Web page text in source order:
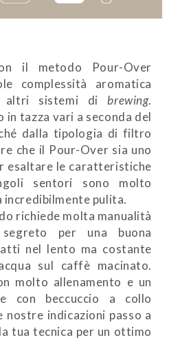
il metodo Pour-Over
complessità aromatica
altri sistemi dibrewing.
tazza vari a seconda del
dalla tipologia di filtro
che il Pour-Over sia uno
esaltare le caratteristiche
sentori sono molto
incredibilmente pulita.
richiede molta manualità
per una buona
nel lento ma costante
sul caffè macinato.
molto allenamento e un
con beccuccio a collo
nostre indicazioni passo a
tua tecnica per un ottimo